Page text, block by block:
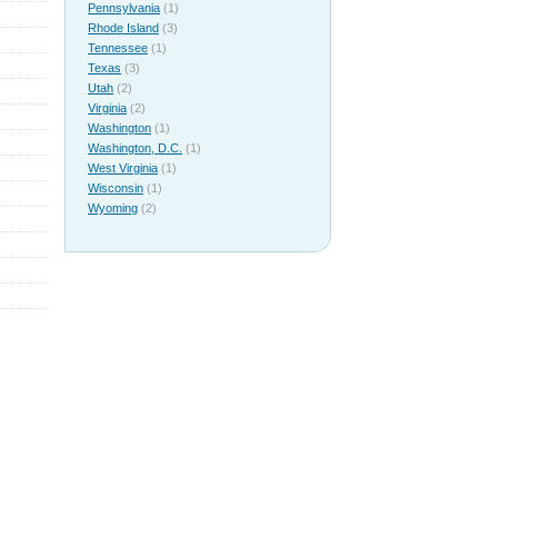
Pennsylvania (1)
Rhode Island (3)
Tennessee (1)
Texas (3)
Utah (2)
Virginia (2)
Washington (1)
Washington, D.C. (1)
West Virginia (1)
Wisconsin (1)
Wyoming (2)